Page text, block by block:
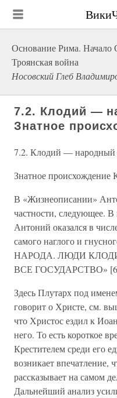
Основание Рима. Начало
Троянская война
Носовский Глеб
7.2. Клодий —
Знатное
7.2. Клодий — народный
Знатное происхождение
В «Жизнеописании»
частности, следующее.
Антоний оказался в
самого наглого и
НАРОДА. ЛЮДИ
ВСЕ ГОСУДАРСТВО»
Здесь Плутарх под
говорит о Христе, см.
что Христос ездил к
него. То есть короткое
Крестителем среди его
возникает
рассказывает на самом
Дальнейший анализ